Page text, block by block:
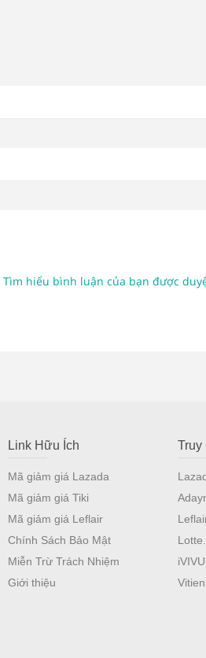
Tìm hiểu bình luận của bạn được
Link Hữu Ích
Mã giảm giá Lazada
Mã giảm giá Tiki
Mã giảm giá Leflair
Chính Sách Bảo Mật
Miễn Trừ Trách Nhiệm
Giới thiệu
Truy